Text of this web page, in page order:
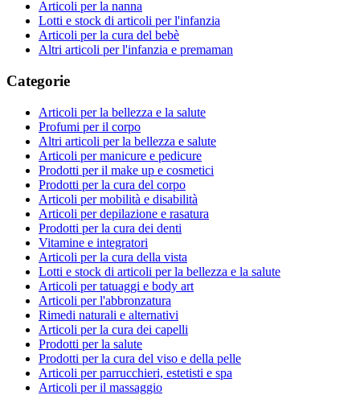
Articoli per la nanna
Lotti e stock di articoli per l'infanzia
Articoli per la cura del bebè
Altri articoli per l'infanzia e premaman
Categorie
Articoli per la bellezza e la salute
Profumi per il corpo
Altri articoli per la bellezza e salute
Articoli per manicure e pedicure
Prodotti per il make up e cosmetici
Prodotti per la cura del corpo
Articoli per mobilità e disabilità
Articoli per depilazione e rasatura
Prodotti per la cura dei denti
Vitamine e integratori
Articoli per la cura della vista
Lotti e stock di articoli per la bellezza e la salute
Articoli per tatuaggi e body art
Articoli per l'abbronzatura
Rimedi naturali e alternativi
Articoli per la cura dei capelli
Prodotti per la salute
Prodotti per la cura del viso e della pelle
Articoli per parrucchieri, estetisti e spa
Articoli per il massaggio